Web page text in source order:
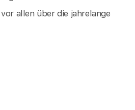
allen über die jahrelange